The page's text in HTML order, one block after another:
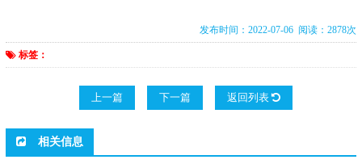
发布时间：2022-07-06 阅读：2878次
标签：
上一篇 下一篇 返回列表
相关信息